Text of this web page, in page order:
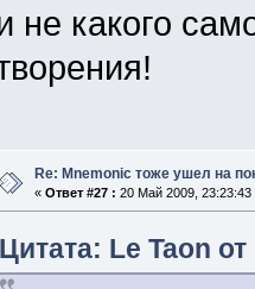
не какого
Re: Mnemonic тоже ушел на
« Ответ #27 : 20 Май 2009, 23:23:43
Цитата: Le Taon